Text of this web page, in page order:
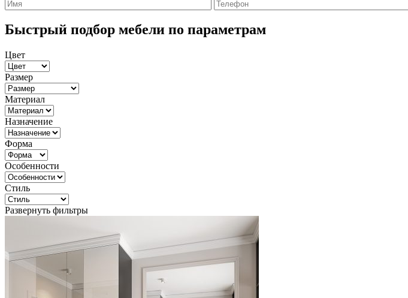
Быстрый подбор мебели по параметрам
Цвет
Размер
Материал
Назначение
Форма
Особенности
Стиль
Развернуть фильтры